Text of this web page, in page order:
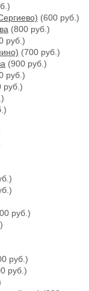
(600 руб.)
(800 руб.)
руб.)
(700 руб.)
(900 руб.)
руб.)
руб.)
руб.)
руб.)
руб.)